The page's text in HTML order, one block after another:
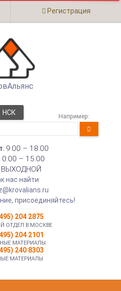
Регистрация
НСК Например:
9:00 – 18:00
– 15:00
ВЫХОДНОЙ
нас найти
присоединяйтесь!
204 2875
ОТДЕЛ В МОСКВЕ
204 2101
МАТЕРИАЛЫ
240 8303
МАТЕРИАЛЫ